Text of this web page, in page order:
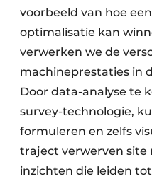
voorbeeld van hoe
optimalisatie kan
verwerken we de
machineprestaties in
Door data-analyse te
survey-technologie,
formuleren en zelfs
traject verwerven site
inzichten die leiden